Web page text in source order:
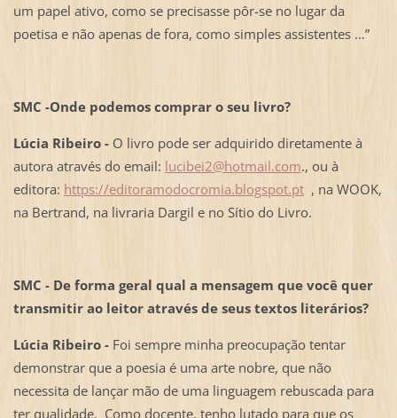
um papel ativo, como se precisasse pôr-se no lugar da
poetisa e não apenas de fora, como simples assistentes …”
SMC -Onde podemos comprar o seu livro?
Lúcia Ribeiro -O livro pode ser adquirido diretamente à
autora através do email: lucibei2@hotmail.com., ou à
editora: https://editoramodocromia.blogspot.pt, na WOOK,
na Bertrand, na livraria Dargil e no Sítio do Livro.
SMC - De forma geral qual a mensagem que você quer
transmitir ao leitor através de seus textos literários?
Lúcia Ribeiro -Foi sempre minha preocupação tentar
demonstrar que a poesia é uma arte nobre, que não
necessita de lançar mão de uma linguagem rebuscada para
ter qualidade. Como docente, tenho lutado para que os